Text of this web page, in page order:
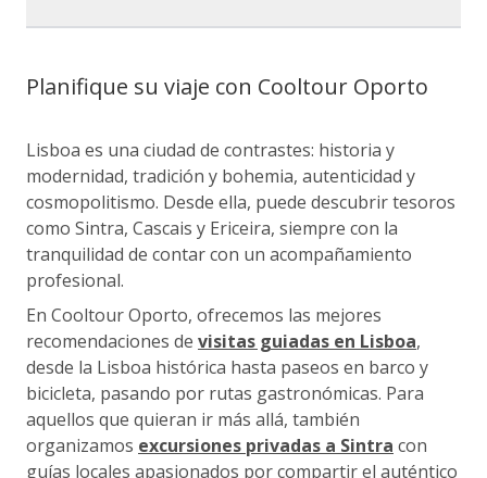
Planifique su viaje con Cooltour Oporto
Lisboa es una ciudad de contrastes: historia y
modernidad, tradición y bohemia, autenticidad y
cosmopolitismo. Desde ella, puede descubrir tesoros
como Sintra, Cascais y Ericeira, siempre con la
tranquilidad de contar con un acompañamiento
profesional.
En Cooltour Oporto, ofrecemos las mejores
recomendaciones de visitas guiadas en Lisboa,
desde la Lisboa histórica hasta paseos en barco y
bicicleta, pasando por rutas gastronómicas. Para
aquellos que quieran ir más allá, también
organizamos excursiones privadas a Sintra con
guías locales apasionados por compartir el auténtico